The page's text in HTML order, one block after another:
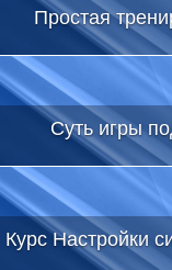
Простая
Суть игры
Курс Настройки